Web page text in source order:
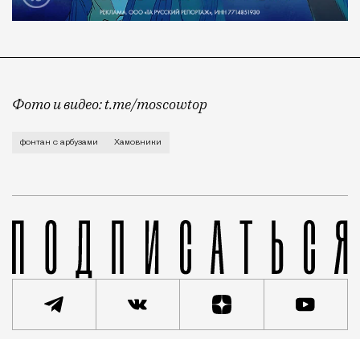
Фото и видео: t.me/moscowtop
Видео разместила у себя в соцсетях блогер и
фонтан с арбузами Хамовники